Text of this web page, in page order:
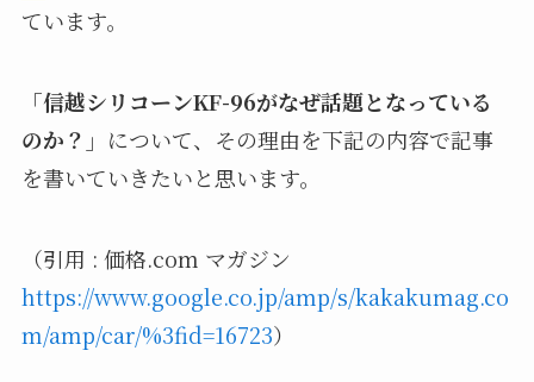
ています。
「信越シリコーンKF-96がなぜ話題となっている
のか？」 について、その理由を下記の内容で記事
を書いていきたいと思います。
（引用 : 価格.com マガジン
https://www.google.co.jp/amp/s/kakakumag.co
m/amp/car/%3fid=16723）